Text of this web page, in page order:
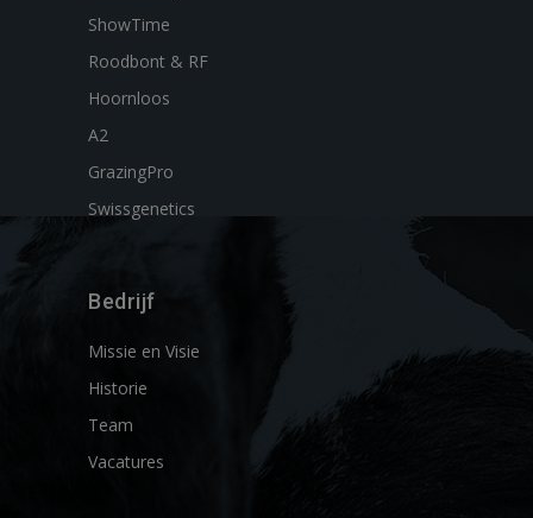
ShowTime
Roodbont & RF
Hoornloos
A2
GrazingPro
Swissgenetics
Bedrijf
Missie en Visie
Historie
Team
Vacatures